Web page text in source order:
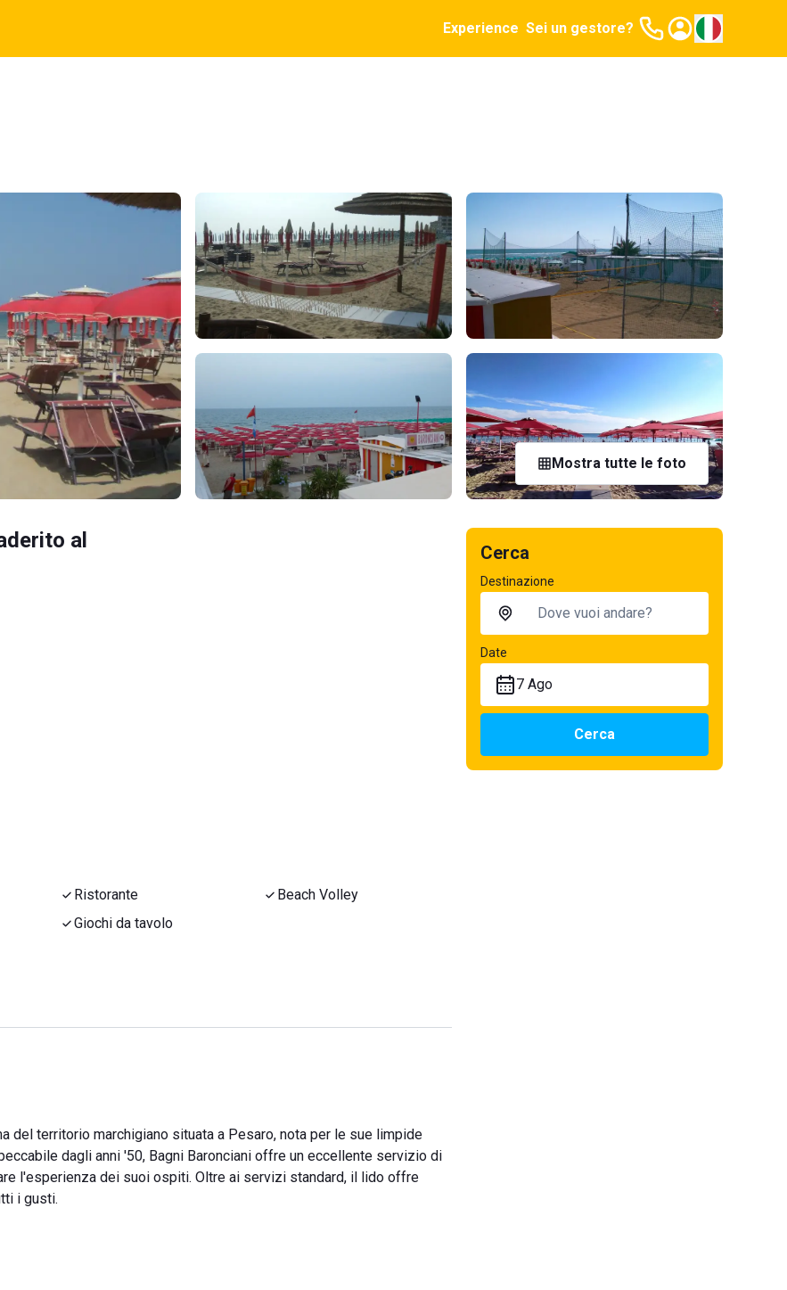
Experience Sei un gestore?
Mostra tutte le foto
al
Ristorante
Beach Volley
Giochi da tavolo
del territorio marchigiano situata a Pesaro, nota per le sue limpide
dagli anni '50, Bagni Baronciani offre un eccellente servizio di
l'esperienza dei suoi ospiti. Oltre ai servizi standard, il lido offre
i gusti.
Cerca
Destinazione
Date
7 Ago
Cerca